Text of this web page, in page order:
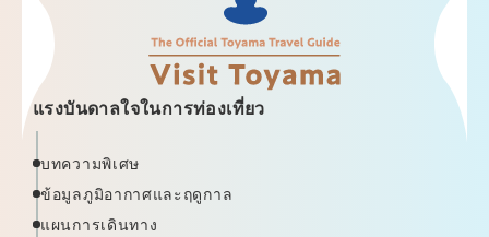
แรงบันดาลใจในการท่องเที่ยว
บทความพิเศษ
ข้อมูลภูมิอากาศและฤดูกาล
แผนการเดินทาง